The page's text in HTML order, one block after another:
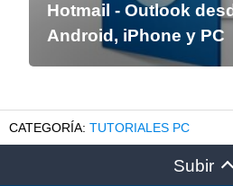
Hotmail - Outlook
Android, iPhone y PC
TUTORIALES PC
Subir